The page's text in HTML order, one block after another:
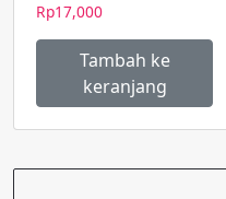
Rp17,000
Tambah ke
keranjang